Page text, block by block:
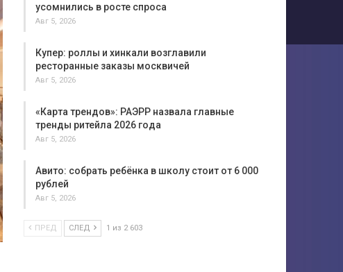
усомнились в росте спроса
Авг 5, 2026
Купер: роллы и хинкали возглавили
ресторанные заказы москвичей
Авг 5, 2026
«Карта трендов»: РАЭРР назвала главные
тренды ритейла 2026 года
Авг 5, 2026
Авито: собрать ребёнка в школу стоит от 6 000
рублей
Авг 5, 2026
ПРЕД СЛЕД 1 из 2 603